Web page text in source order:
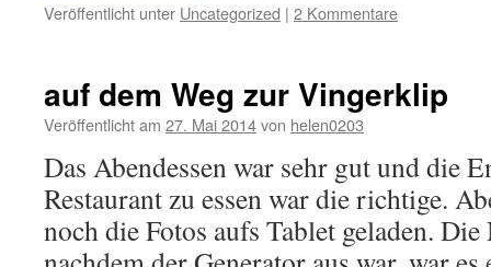
Veröffentlicht unter Uncategorized | 2 Kommentare
auf dem Weg zur Vingerklip
Veröffentlicht am 27. Mai 2014von helen0203
Das Abendessen war sehr gut und die
Restaurant zu essen war die richtige.
noch die Fotos aufs Tablet geladen.